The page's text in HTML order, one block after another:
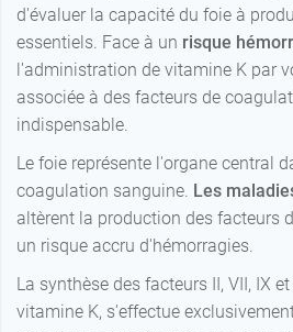
d'évaluer la capacité du foie à
essentiels. Face à un risque
l'administration de vitamine K par
associée à des facteurs de
indispensable.
Le foie représente l'organe central
coagulation sanguine. Les
altèrent la production des facteurs
un risque accru d'hémorragies.
La synthèse des facteurs II, VII, IX
vitamine K, s'effectue